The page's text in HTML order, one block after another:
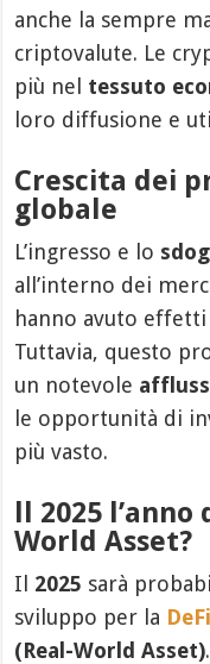
anche la sempre
criptovalute. Le
più nel tessuto
loro diffusione e
Crescita dei
globale
L’ingresso e lo
all’interno dei
hanno avuto
Tuttavia, questo
un notevole
le opportunità di
più vasto.
ll 2025
World Asset?
Il 2025 sarà
sviluppo per la DeFi
(Real-World Asset)